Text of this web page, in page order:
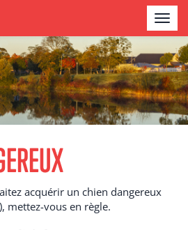
acquérir un chien dangereux
mettez-vous en règle.